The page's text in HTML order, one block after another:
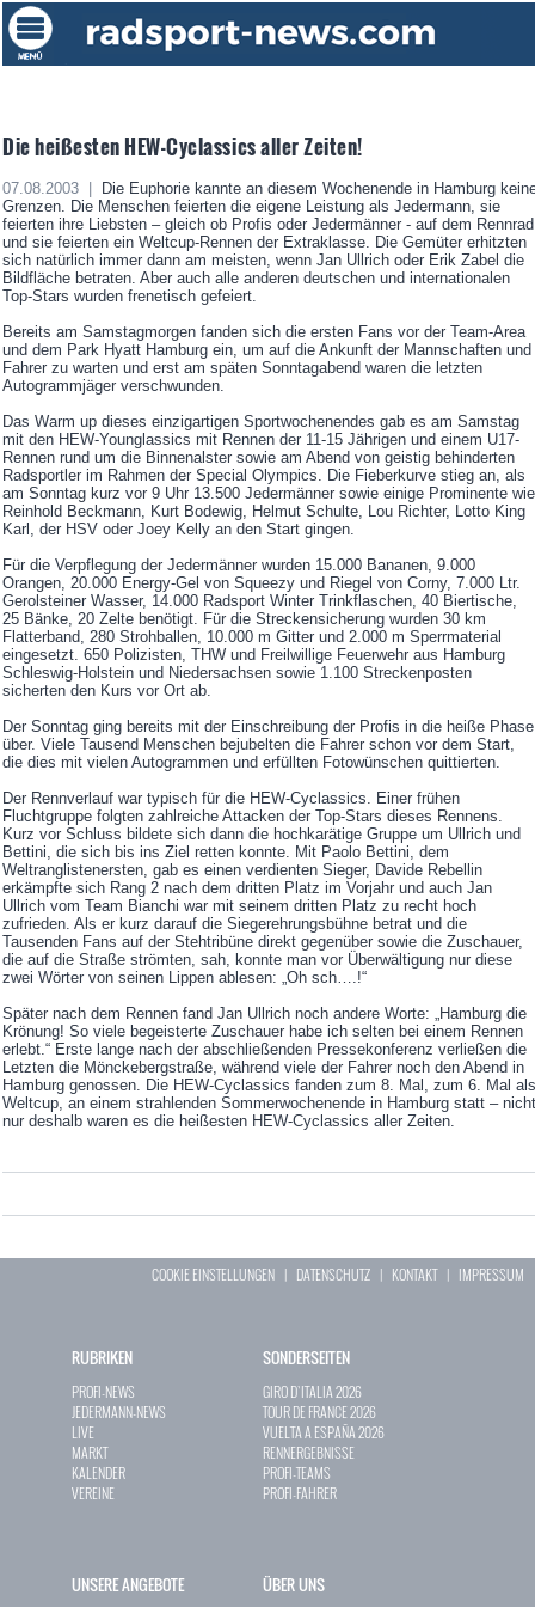
Die heißesten HEW-Cyclassics aller Zeiten!
07.08.2003 |
Die Euphorie kannte an diesem Wochenende in Hamburg
Grenzen. Die Menschen feierten die eigene Leistung als Jedermann, sie
feierten ihre Liebsten – gleich ob Profis oder Jedermänner - auf dem Rennrad
und sie feierten ein Weltcup-Rennen der Extraklasse. Die Gemüter erhitzten
sich natürlich immer dann am meisten, wenn Jan Ullrich oder Erik Zabel die
Bildfläche betraten. Aber auch alle anderen deutschen und internationalen
Top-Stars wurden frenetisch gefeiert.
Bereits am Samstagmorgen fanden sich die ersten Fans vor der Team-Area
und dem Park Hyatt Hamburg ein, um auf die Ankunft der Mannschaften und
Fahrer zu warten und erst am späten Sonntagabend waren die letzten
Autogrammjäger verschwunden.
Das Warm up dieses einzigartigen Sportwochenendes gab es am Samstag
mit den HEW-Younglassics mit Rennen der 11-15 Jährigen und einem U17-
Rennen rund um die Binnenalster sowie am Abend von geistig behinderten
Radsportler im Rahmen der Special Olympics. Die Fieberkurve stieg an, als
am Sonntag kurz vor 9 Uhr 13.500 Jedermänner sowie einige Prominente wie
Reinhold Beckmann, Kurt Bodewig, Helmut Schulte, Lou Richter, Lotto King
Karl, der HSV oder Joey Kelly an den Start gingen.
Für die Verpflegung der Jedermänner wurden 15.000 Bananen, 9.000
Orangen, 20.000 Energy-Gel von Squeezy und Riegel von Corny, 7.000 Ltr.
Gerolsteiner Wasser, 14.000 Radsport Winter Trinkflaschen, 40 Biertische,
25 Bänke, 20 Zelte benötigt. Für die Streckensicherung wurden 30 km
Flatterband, 280 Strohballen, 10.000 m Gitter und 2.000 m Sperrmaterial
eingesetzt. 650 Polizisten, THW und Freilwillige Feuerwehr aus Hamburg
Schleswig-Holstein und Niedersachsen sowie 1.100 Streckenposten
sicherten den Kurs vor Ort ab.
Der Sonntag ging bereits mit der Einschreibung der Profis in die heiße Phase
über. Viele Tausend Menschen bejubelten die Fahrer schon vor dem Start,
die dies mit vielen Autogrammen und erfüllten Fotowünschen quittierten.
Der Rennverlauf war typisch für die HEW-Cyclassics. Einer frühen
Fluchtgruppe folgten zahlreiche Attacken der Top-Stars dieses Rennens.
Kurz vor Schluss bildete sich dann die hochkarätige Gruppe um Ullrich und
Bettini, die sich bis ins Ziel retten konnte. Mit Paolo Bettini, dem
Weltranglistenersten, gab es einen verdienten Sieger, Davide Rebellin
erkämpfte sich Rang 2 nach dem dritten Platz im Vorjahr und auch Jan
Ullrich vom Team Bianchi war mit seinem dritten Platz zu recht hoch
zufrieden. Als er kurz darauf die Siegerehrungsbühne betrat und die
Tausenden Fans auf der Stehtribüne direkt gegenüber sowie die Zuschauer,
die auf die Straße strömten, sah, konnte man vor Überwältigung nur diese
zwei Wörter von seinen Lippen ablesen: „Oh sch….!“
Später nach dem Rennen fand Jan Ullrich noch andere Worte: „Hamburg die
Krönung! So viele begeisterte Zuschauer habe ich selten bei einem Rennen
erlebt.“ Erste lange nach der abschließenden Pressekonferenz verließen die
Letzten die Mönckebergstraße, während viele der Fahrer noch den Abend in
Hamburg genossen. Die HEW-Cyclassics fanden zum 8. Mal, zum 6. Mal als
Weltcup, an einem strahlenden Sommerwochenende in Hamburg statt – nicht
nur deshalb waren es die heißesten HEW-Cyclassics aller Zeiten.
COOKIE EINSTELLUNGEN | DATENSCHUTZ | KONTAKT| IMPRESSUM
RUBRIKEN
PROFI-NEWS
JEDERMANN-NEWS
LIVE
MARKT
KALENDER
VEREINE
SONDERSEITEN
GIRO D`ITALIA 2026
TOUR DE FRANCE 2026
VUELTA A ESPAÑA 2026
RENNERGEBNISSE
PROFI-TEAMS
PROFI-FAHRER
UNSERE ANGEBOTE ÜBER UNS